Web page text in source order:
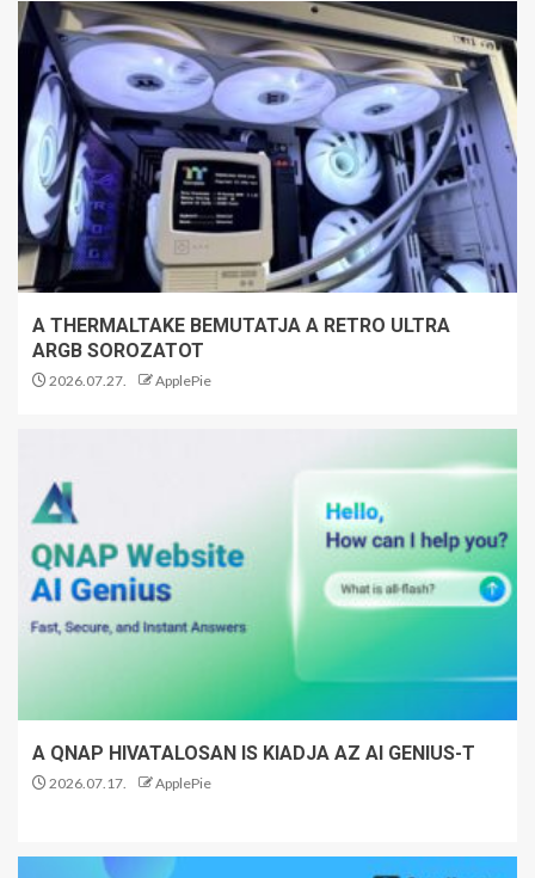
A THERMALTAKE BEMUTATJA A RETRO ULTRA
ARGB SOROZATOT
2026.07.27. ApplePie
A QNAP HIVATALOSAN IS KIADJA AZ AI GENIUS-T
2026.07.17. ApplePie